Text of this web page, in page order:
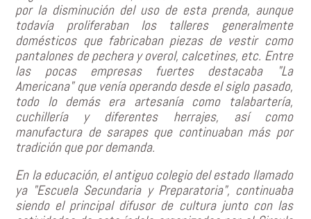
por la disminución del uso de esta prenda, aunque
todavía proliferaban los talleres generalmente
domésticos que fabricaban piezas de vestir como
pantalones de pechera y overol, calcetines, etc. Entre
las pocas empresas fuertes destacaba "La
Americana" que venía operando desde el siglo pasado,
todo lo demás era artesanía como talabartería,
cuchillería y diferentes herrajes, así como
manufactura de sarapes que continuaban más por
tradición que por demanda.
En la educación, el antiguo colegio del estado llamado
ya "Escuela Secundaria y Preparatoria", continuaba
siendo el principal difusor de cultura junto con las